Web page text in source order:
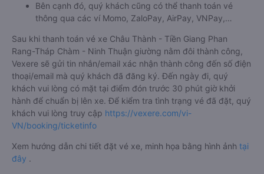
Bên cạnh đó, quý khách cũng có thể thanh toán vé
thông qua các ví Momo, ZaloPay, AirPay, VNPay,…
Sau khi thanh toán vé xe Châu Thành - Tiền Giang Phan
Rang-Tháp Chàm - Ninh Thuận giường nằm đôi thành công,
Vexere sẽ gửi tin nhắn/email xác nhận thành công đến số điện
thoại/email mà quý khách đã đăng ký. Đến ngày đi, quý
khách vui lòng có mặt tại điểm đón trước 30 phút giờ khởi
hành để chuẩn bị lên xe. Để kiểm tra tình trạng vé đã đặt, quý
khách vui lòng truy cập https://vexere.com/vi-
VN/booking/ticketinfo
Xem hướng dẫn chi tiết đặt vé xe, minh họa bằng hình ảnh tại
đây .